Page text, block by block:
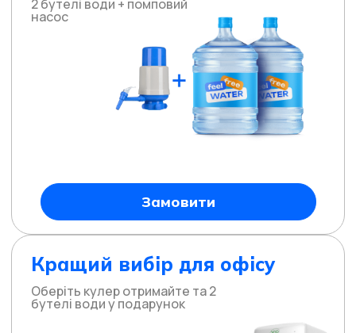
2 бутелі води + помповий
насос
Замовити
Кращий вибір для офісу
Оберіть кулер отримайте та 2
бутелі води у подарунок